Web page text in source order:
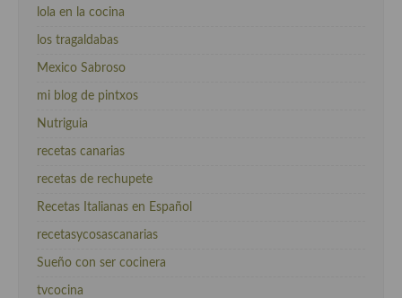
lola en la cocina
los tragaldabas
Mexico Sabroso
mi blog de pintxos
Nutriguia
recetas canarias
recetas de rechupete
Recetas Italianas en Español
recetasycosascanarias
Sueño con ser cocinera
tvcocina